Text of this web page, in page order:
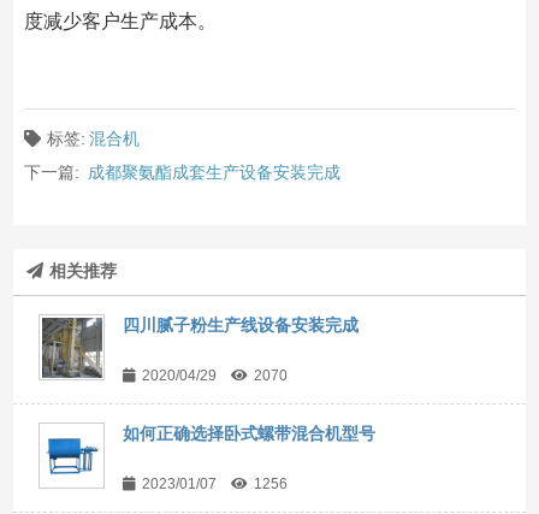
度减少客户生产成本。
标签: 混合机
下一篇: 成都聚氨酯成套生产设备安装完成
相关推荐
四川腻子粉生产线设备安装完成
2020/04/29 2070
如何正确选择卧式螺带混合机型号
2023/01/07 1256